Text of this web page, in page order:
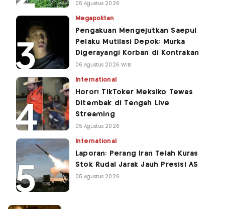
05 Agustus 2026
Megapolitan
Pengakuan Mengejutkan Saepul
Pelaku Mutilasi Depok: Murka
Digerayangi Korban di Kontrakan
06 Agustus 2026 WIB
International
Horor! TikToker Meksiko Tewas
Ditembak di Tengah Live
Streaming
05 Agustus 2026
International
Laporan: Perang Iran Telah Kuras
Stok Rudal Jarak Jauh Presisi AS
05 Agustus 2026